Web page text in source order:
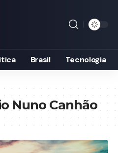
Brasil Tecnologia
Nuno Canhão